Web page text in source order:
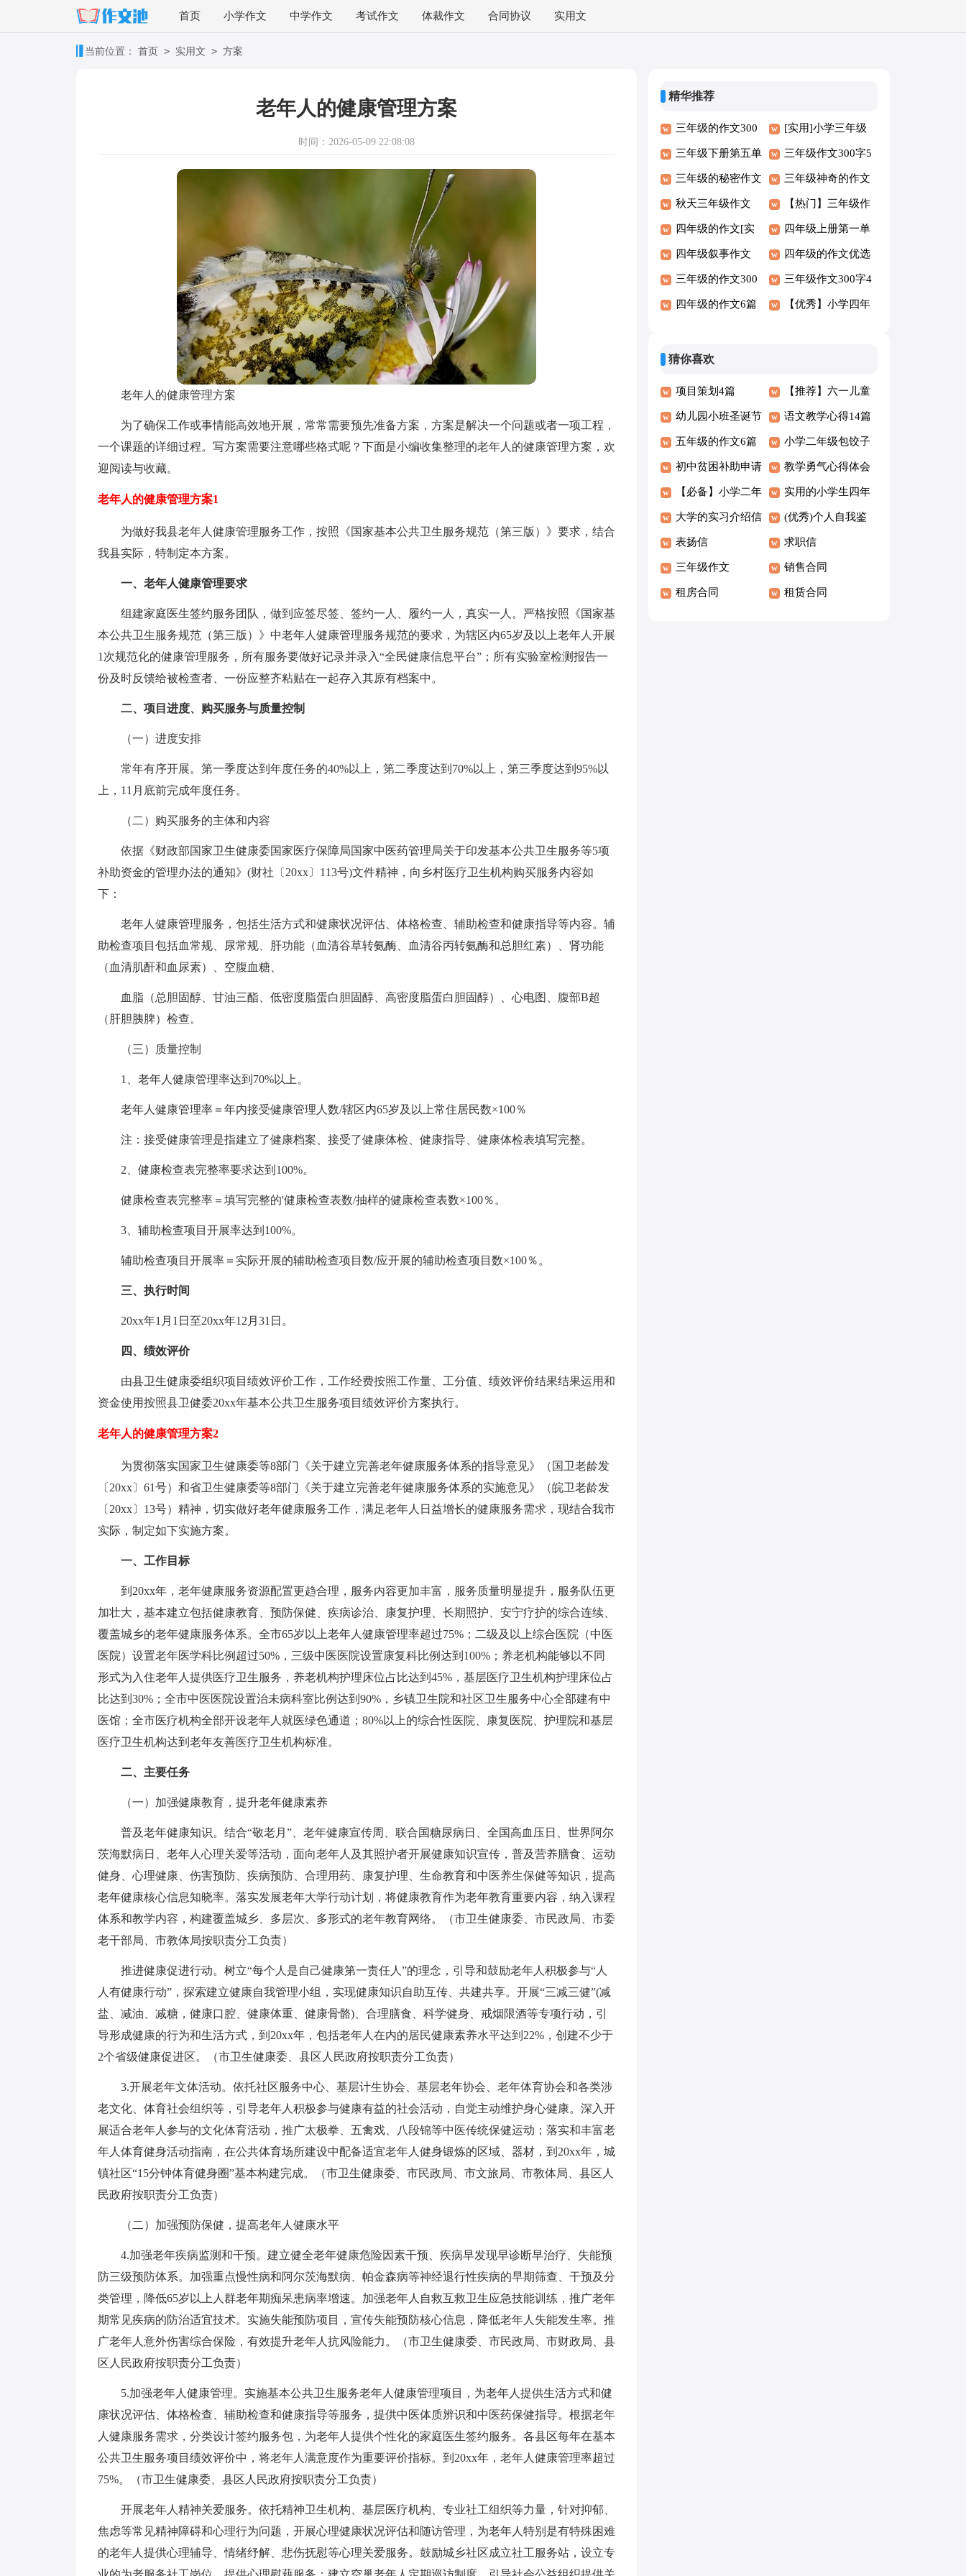
首页 小学作文 中学作文 考试作文 体裁作文 合同协议 实用文
当前位置： 首页 > 实用文 > 方案
老年人的健康管理方案
时间：2026-05-09 22:08:08
老年人的健康管理方案
为了确保工作或事情能高效地开展，常常需要预先准备方案，方案是解决一个问题或者一项工程，
一个课题的详细过程。写方案需要注意哪些格式呢？下面是小编收集整理的老年人的健康管理方案，欢
迎阅读与收藏。
老年人的健康管理方案1
为做好我县老年人健康管理服务工作，按照《国家基本公共卫生服务规范（第三版）》要求，结合
我县实际，特制定本方案。
一、老年人健康管理要求
组建家庭医生签约服务团队，做到应签尽签、签约一人、履约一人，真实一人。严格按照《国家基
本公共卫生服务规范（第三版）》中老年人健康管理服务规范的要求，为辖区内65岁及以上老年人开展
1次规范化的健康管理服务，所有服务要做好记录并录入“全民健康信息平台”；所有实验室检测报告一
份及时反馈给被检查者、一份应整齐粘贴在一起存入其原有档案中。
二、项目进度、购买服务与质量控制
（一）进度安排
常年有序开展。第一季度达到年度任务的40%以上，第二季度达到70%以上，第三季度达到95%以
上，11月底前完成年度任务。
（二）购买服务的主体和内容
依据《财政部国家卫生健康委国家医疗保障局国家中医药管理局关于印发基本公共卫生服务等5项
补助资金的管理办法的通知》(财社〔20xx〕113号)文件精神，向乡村医疗卫生机构购买服务内容如
下：
老年人健康管理服务，包括生活方式和健康状况评估、体格检查、辅助检查和健康指导等内容。辅
助检查项目包括血常规、尿常规、肝功能（血清谷草转氨酶、血清谷丙转氨酶和总胆红素）、肾功能
（血清肌酐和血尿素）、空腹血糖、
血脂（总胆固醇、甘油三酯、低密度脂蛋白胆固醇、高密度脂蛋白胆固醇）、心电图、腹部B超
（肝胆胰脾）检查。
（三）质量控制
1、老年人健康管理率达到70%以上。
老年人健康管理率＝年内接受健康管理人数/辖区内65岁及以上常住居民数×100％
注：接受健康管理是指建立了健康档案、接受了健康体检、健康指导、健康体检表填写完整。
2、健康检查表完整率要求达到100%。
健康检查表完整率＝填写完整的'健康检查表数/抽样的健康检查表数×100％。
3、辅助检查项目开展率达到100%。
辅助检查项目开展率＝实际开展的辅助检查项目数/应开展的辅助检查项目数×100％。
三、执行时间
20xx年1月1日至20xx年12月31日。
四、绩效评价
由县卫生健康委组织项目绩效评价工作，工作经费按照工作量、工分值、绩效评价结果结果运用和
资金使用按照县卫健委20xx年基本公共卫生服务项目绩效评价方案执行。
老年人的健康管理方案2
为贯彻落实国家卫生健康委等8部门《关于建立完善老年健康服务体系的指导意见》（国卫老龄发
〔20xx〕61号）和省卫生健康委等8部门《关于建立完善老年健康服务体系的实施意见》（皖卫老龄发
〔20xx〕13号）精神，切实做好老年健康服务工作，满足老年人日益增长的健康服务需求，现结合我市
实际，制定如下实施方案。
一、工作目标
到20xx年，老年健康服务资源配置更趋合理，服务内容更加丰富，服务质量明显提升，服务队伍更
加壮大，基本建立包括健康教育、预防保健、疾病诊治、康复护理、长期照护、安宁疗护的综合连续、
覆盖城乡的老年健康服务体系。全市65岁以上老年人健康管理率超过75%；二级及以上综合医院（中医
医院）设置老年医学科比例超过50%，三级中医医院设置康复科比例达到100%；养老机构能够以不同
形式为入住老年人提供医疗卫生服务，养老机构护理床位占比达到45%，基层医疗卫生机构护理床位占
比达到30%；全市中医医院设置治未病科室比例达到90%，乡镇卫生院和社区卫生服务中心全部建有中
医馆；全市医疗机构全部开设老年人就医绿色通道；80%以上的综合性医院、康复医院、护理院和基层
医疗卫生机构达到老年友善医疗卫生机构标准。
二、主要任务
（一）加强健康教育，提升老年健康素养
普及老年健康知识。结合“敬老月”、老年健康宣传周、联合国糖尿病日、全国高血压日、世界阿尔
茨海默病日、老年人心理关爱等活动，面向老年人及其照护者开展健康知识宣传，普及营养膳食、运动
健身、心理健康、伤害预防、疾病预防、合理用药、康复护理、生命教育和中医养生保健等知识，提高
老年健康核心信息知晓率。落实发展老年大学行动计划，将健康教育作为老年教育重要内容，纳入课程
体系和教学内容，构建覆盖城乡、多层次、多形式的老年教育网络。（市卫生健康委、市民政局、市委
老干部局、市教体局按职责分工负责）
推进健康促进行动。树立“每个人是自己健康第一责任人”的理念，引导和鼓励老年人积极参与“人
人有健康行动”，探索建立健康自我管理小组，实现健康知识自助互传、共建共享。开展“三减三健”(减
盐、减油、减糖，健康口腔、健康体重、健康骨骼)、合理膳食、科学健身、戒烟限酒等专项行动，引
导形成健康的行为和生活方式，到20xx年，包括老年人在内的居民健康素养水平达到22%，创建不少于
2个省级健康促进区。（市卫生健康委、县区人民政府按职责分工负责）
3.开展老年文体活动。依托社区服务中心、基层计生协会、基层老年协会、老年体育协会和各类涉
老文化、体育社会组织等，引导老年人积极参与健康有益的社会活动，自觉主动维护身心健康。深入开
展适合老年人参与的文化体育活动，推广太极拳、五禽戏、八段锦等中医传统保健运动；落实和丰富老
年人体育健身活动指南，在公共体育场所建设中配备适宜老年人健身锻炼的区域、器材，到20xx年，城
镇社区“15分钟体育健身圈”基本构建完成。（市卫生健康委、市民政局、市文旅局、市教体局、县区人
民政府按职责分工负责）
（二）加强预防保健，提高老年人健康水平
4.加强老年疾病监测和干预。建立健全老年健康危险因素干预、疾病早发现早诊断早治疗、失能预
防三级预防体系。加强重点慢性病和阿尔茨海默病、帕金森病等神经退行性疾病的早期筛查、干预及分
类管理，降低65岁以上人群老年期痴呆患病率增速。加强老年人自救互救卫生应急技能训练，推广老年
期常见疾病的防治适宜技术。实施失能预防项目，宣传失能预防核心信息，降低老年人失能发生率。推
广老年人意外伤害综合保险，有效提升老年人抗风险能力。（市卫生健康委、市民政局、市财政局、县
区人民政府按职责分工负责）
5.加强老年人健康管理。实施基本公共卫生服务老年人健康管理项目，为老年人提供生活方式和健
康状况评估、体格检查、辅助检查和健康指导等服务，提供中医体质辨识和中医药保健指导。根据老年
人健康服务需求，分类设计签约服务包，为老年人提供个性化的家庭医生签约服务。各县区每年在基本
公共卫生服务项目绩效评价中，将老年人满意度作为重要评价指标。到20xx年，老年人健康管理率超过
75%。（市卫生健康委、县区人民政府按职责分工负责）
开展老年人精神关爱服务。依托精神卫生机构、基层医疗机构、专业社工组织等力量，针对抑郁、
焦虑等常见精神障碍和心理行为问题，开展心理健康状况评估和随访管理，为老年人特别是有特殊困难
的老年人提供心理辅导、情绪纾解、悲伤抚慰等心理关爱服务。鼓励城乡社区成立社工服务站，设立专
精华推荐
三年级的作文300
字（精品6篇）
[实用]小学三年级
的作文6篇
三年级下册第五单
元作文范文
三年级作文300字5
篇(热门)
三年级的秘密作文 三年级神奇的作文
秋天三年级作文 【热门】三年级作
文
四年级的作文[实
用]
四年级上册第一单
元作文15篇【热
门】
四年级叙事作文 四年级的作文优选
【6篇】
三年级的作文300
字6篇[精选]
三年级作文300字4
篇[优秀]
四年级的作文6篇 【优秀】小学四年
猜你喜欢
项目策划4篇
（优）
【推荐】六一儿童
节日记
幼儿园小班圣诞节
活动策划
语文教学心得14篇
五年级的作文6篇
(集合)
小学二年级包饺子
作文
初中贫困补助申请
书
教学勇气心得体会
【必备】小学二年
级作文300字十篇
实用的小学生四年
级作文锦集6篇
大学的实习介绍信 (优秀)个人自我鉴
定6篇
表扬信 求职信
三年级作文 销售合同
租房合同 租赁合同